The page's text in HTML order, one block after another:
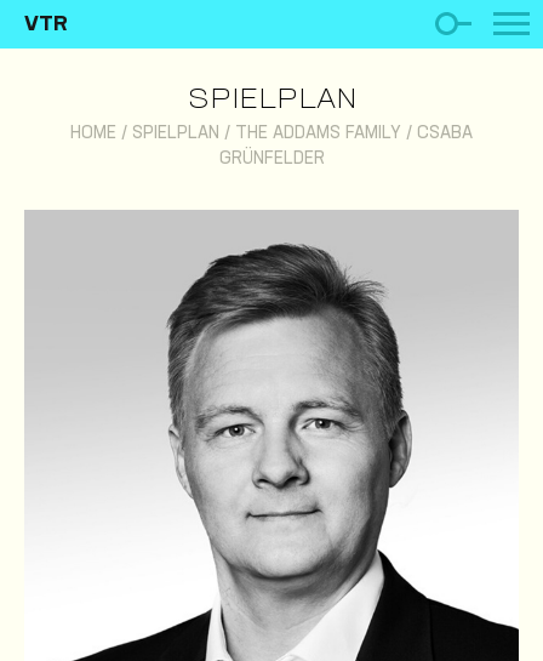
VTR
SPIELPLAN
HOME / SPIELPLAN / THE ADDAMS FAMILY / CSABA
GRÜNFELDER